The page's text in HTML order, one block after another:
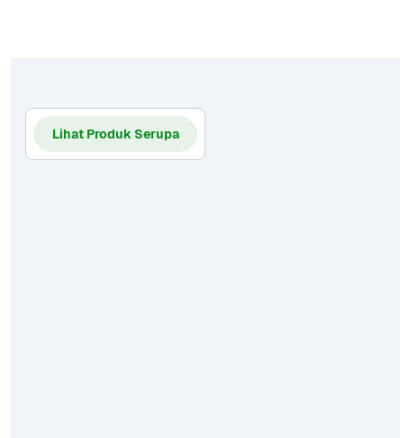
Lihat Produk Serupa